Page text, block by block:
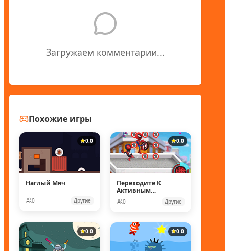
Загружаем комментарии...
Похожие игры
0.0
Наглый Мяч
0 Другие
0.0
Переходите К
Активным
Действиям
0 Другие
0.0 0.0